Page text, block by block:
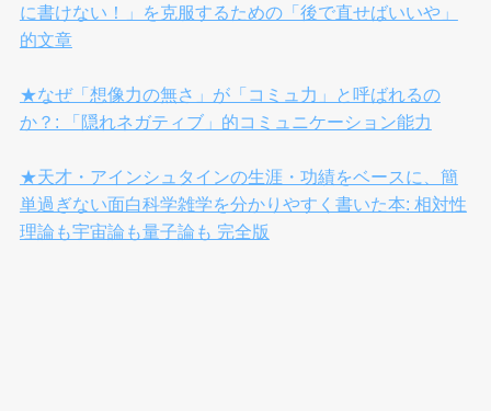
に書けない！」を克服するための「後で直せばいいや」
的文章
★なぜ「想像力の無さ」が「コミュ力」と呼ばれるの
か？: 「隠れネガティブ」的コミュニケーション能力
★天才・アインシュタインの生涯・功績をベースに、簡
単過ぎない面白科学雑学を分かりやすく書いた本: 相対性
理論も宇宙論も量子論も 完全版